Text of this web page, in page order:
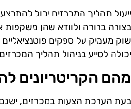
ייעול תהליך המכרזים יכול
בצורה ברורה ולוודא שהן
שוק מעמיק על ספקים
יכולה לסייע בניהול תהליך
מהם הקריטריונים
בעת הערכת הצעות במכרזים,